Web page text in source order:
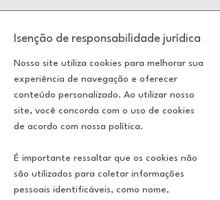
Isenção de responsabilidade jurídica
Nosso site utiliza cookies para melhorar sua
experiência de navegação e oferecer
conteúdo personalizado. Ao utilizar nosso
site, você concorda com o uso de cookies
de acordo com nossa política.
É importante ressaltar que os cookies não
são utilizados para coletar informações
pessoais identificáveis, como nome,